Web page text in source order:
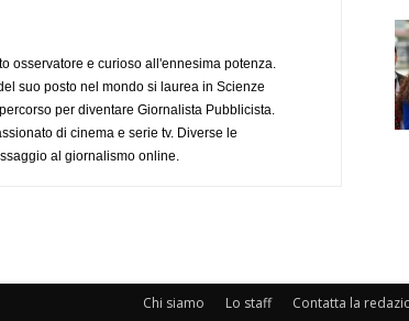
osservatore e curioso all'ennesima potenza.
suo posto nel mondo si laurea in Scienze
per diventare Giornalista Pubblicista.
di cinema e serie tv. Diverse le
al giornalismo online.
Chi siamo Lo staff Contatta la